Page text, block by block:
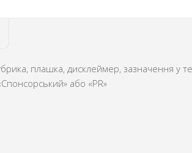
плашка, дисклеймер, зазначення у
або «PR»